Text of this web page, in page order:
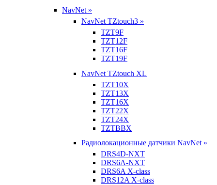
NavNet »
NavNet TZtouch3 »
TZT9F
TZT12F
TZT16F
TZT19F
NavNet TZtouch XL
TZT10X
TZT13X
TZT16X
TZT22X
TZT24X
TZTBBX
Радиолокационные датчики NavNet »
DRS4D-NXT
DRS6A-NXT
DRS6A X-class
DRS12A X-class